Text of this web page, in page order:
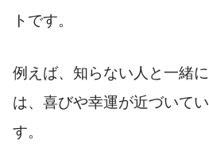
トです。
例えば、知らない人と一緒
は、喜びや幸運が近づいて
す。